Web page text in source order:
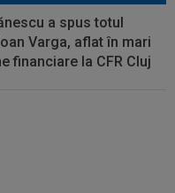
a spus totul
Varga, aflat în mari
financiare la CFR Cluj